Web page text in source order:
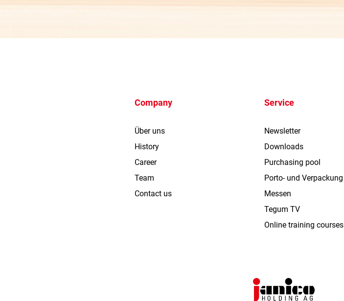
Company
Über uns
History
Career
Team
Contact us
Service
Newsletter
Downloads
Purchasing pool
Porto- und Verpackung
Messen
Tegum TV
Online training courses